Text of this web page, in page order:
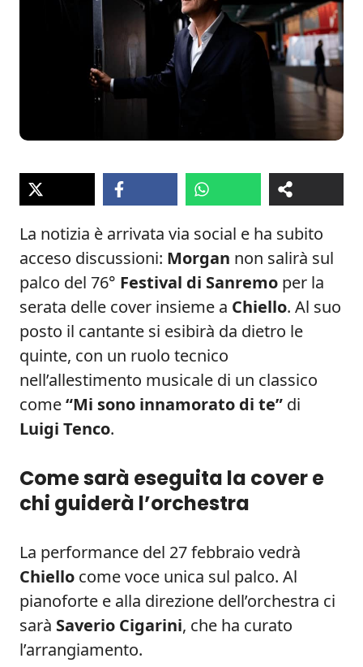
La notizia è arrivata via social e ha subito
acceso discussioni: Morgan non salirà sul
palco del 76° Festival di Sanremo per la
serata delle cover insieme a Chiello. Al suo
posto il cantante si esibirà da dietro le
quinte, con un ruolo tecnico
nell’allestimento musicale di un classico
come“Mi sono innamorato di te” di
Luigi Tenco.
Come sarà eseguita la cover e
chi guiderà l’orchestra
La performance del 27 febbraio vedrà
Chiello come voce unica sul palco. Al
pianoforte e alla direzione dell’orchestra ci
sarà Saverio Cigarini, che ha curato
l’arrangiamento.